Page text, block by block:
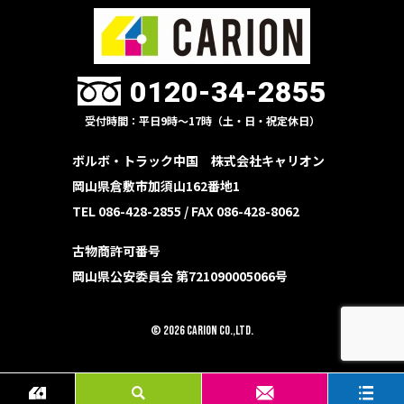
0120-34-2855
受付時間：平日9時〜17時（土・日・祝定休日）
ボルボ・トラック中国 株式会社キャリオン
岡山県倉敷市加須山162番地1
TEL 086-428-2855 / FAX 086-428-8062
古物商許可番号
岡山県公安委員会 第721090005066号
© 2026 CARION Co.,Ltd.